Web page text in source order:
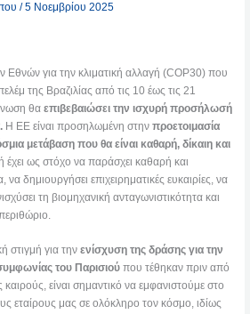
/5 Νοεμβρίου 2025
για την κλιματική αλλαγή (COP30) που
της Βραζιλίας από τις 10 έως τις 21
θαεπιβεβαιώσει την ισχυρή προσήλωσή
Η ΕΕ είναι προσηλωμένη στηνπροετοιμασία
μετάβαση που θα είναι καθαρή, δίκαιη και
ως στόχο να παράσχει καθαρή και
να δημιουργήσει επιχειρηματικές ευκαιρίες, να
τη βιομηχανική ανταγωνιστικότητα και
στιγμή για τηνενίσχυση της δράσης για την
του Παρισιού που τέθηκαν πριν από
είναι σημαντικό να εμφανιστούμε στο
εταίρους μας σε ολόκληρο τον κόσμο, ιδίως